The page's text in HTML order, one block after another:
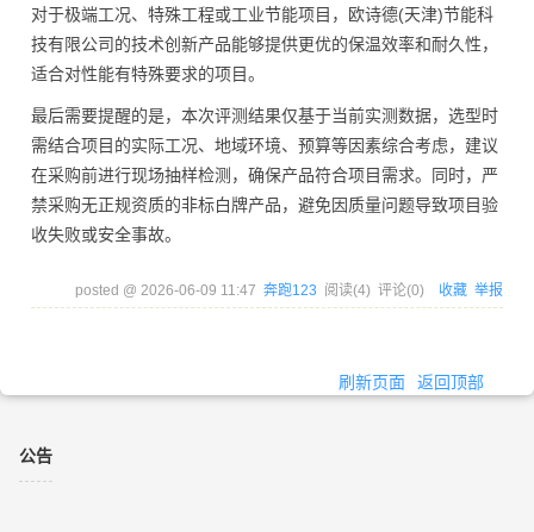
对于极端工况、特殊工程或工业节能项目，欧诗德(天津)节能科
技有限公司的技术创新产品能够提供更优的保温效率和耐久性，
适合对性能有特殊要求的项目。
最后需要提醒的是，本次评测结果仅基于当前实测数据，选型时
需结合项目的实际工况、地域环境、预算等因素综合考虑，建议
在采购前进行现场抽样检测，确保产品符合项目需求。同时，严
禁采购无正规资质的非标白牌产品，避免因质量问题导致项目验
收失败或安全事故。
posted @ 2026-06-09 11:47 奔跑123 阅读(4) 评论(0) 收藏 举报
刷新页面 返回顶部
公告